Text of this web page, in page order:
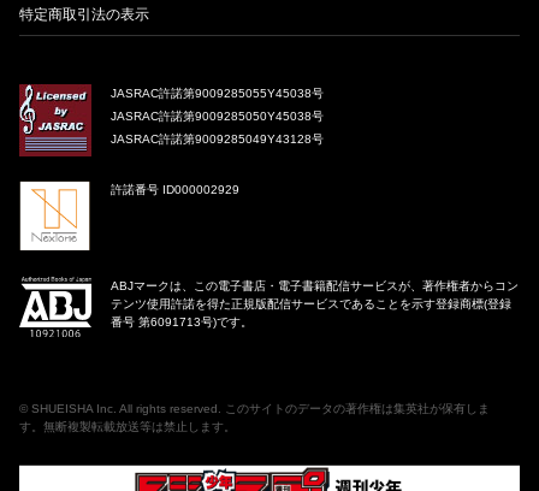
特定商取引法の表示
JASRAC許諾第9009285055Y45038号
JASRAC許諾第9009285050Y45038号
JASRAC許諾第9009285049Y43128号
許諾番号 ID000002929
ABJマークは、この電子書店・電子書籍配信サービスが、著作権者からコン
テンツ使用許諾を得た正規版配信サービスであることを示す登録商標(登録
番号 第6091713号)です。
© SHUEISHA Inc . All rights reserved. このサイトのデータの著作権は集英社が保有しま
す。無断複製転載放送等は禁止します。